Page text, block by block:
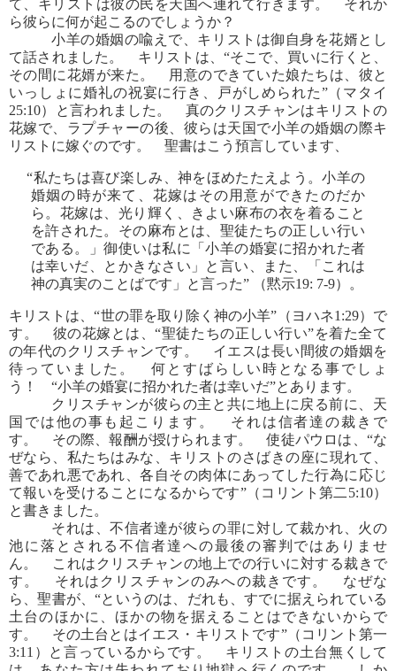
て、キリストは彼の民を天国へ連れて行きます。 それか
ら彼らに何が起こるのでしょうか？
小羊の婚姻の喩えで、キリストは御自身を花婿とし
て話されました。 キリストは、“そこで、買いに行くと、
その間に花婿が来た。 用意のできていた娘たちは、彼と
いっしょに婚礼の祝宴に行き、戸がしめられた”（マタイ
25:10）と言われました。 真のクリスチャンはキリストの
花嫁で、ラプチャーの後、彼らは天国で小羊の婚姻の際キ
リストに嫁ぐのです。 聖書はこう預言しています、
“私たちは喜び楽しみ、神をほめたたえよう。小羊の
婚姻の時が来て、花嫁はその用意ができたのだか
ら。花嫁は、光り輝く、きよい麻布の衣を着ること
を許された。その麻布とは、聖徒たちの正しい行い
である。」御使いは私に「小羊の婚宴に招かれた者
は幸いだ、とかきなさい」と言い、また、「これは
神の真実のことばです」と言った” （黙示19: 7-9）。
キリストは、“世の罪を取り除く神の小羊”（ヨハネ1:29）で
す。 彼の花嫁とは、“聖徒たちの正しい行い”を着た全て
の年代のクリスチャンです。 イエスは長い間彼の婚姻を
待っていました。 何とすばらしい時となる事でしょ
う！ “小羊の婚宴に招かれた者は幸いだ”とあります。
クリスチャンが彼らの主と共に地上に戻る前に、天
国では他の事も起こります。 それは信者達の裁きで
す。 その際、報酬が授けられます。 使徒パウロは、“な
ぜなら、私たちはみな、キリストのさばきの座に現れて、
善であれ悪であれ、各自その肉体にあってした行為に応じ
て報いを受けることになるからです”（コリント第二5:10）
と書きました。
それは、不信者達が彼らの罪に対して裁かれ、火の
池に落とされる不信者達への最後の審判ではありませ
ん。 これはクリスチャンの地上での行いに対する裁きで
す。 それはクリスチャンのみへの裁きです。 なぜな
ら、聖書が、“というのは、だれも、すでに据えられている
土台のほかに、ほかの物を据えることはできないからで
す。 その土台とはイエス・キリストです”（コリント第一
3:11）と言っているからです。 キリストの土台無くして